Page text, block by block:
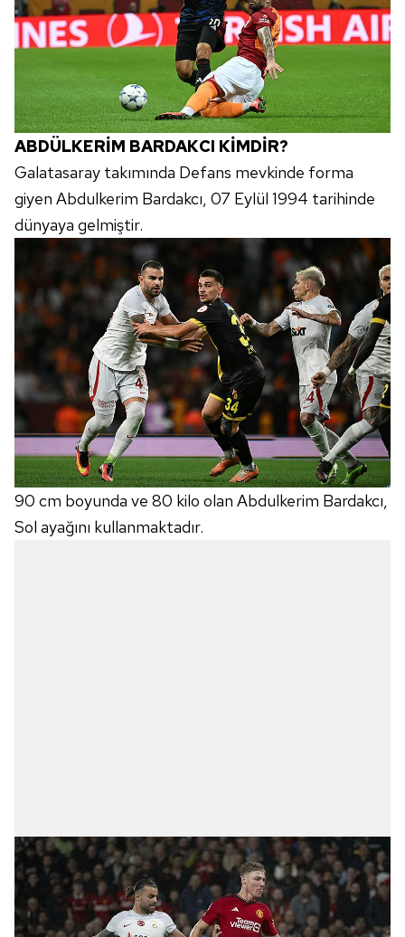
ABDÜLKERİM BARDAKCI KİMDİR?
Galatasaray takımında Defans mevkinde forma
giyen Abdulkerim Bardakcı, 07 Eylül 1994 tarihinde
dünyaya gelmiştir.
90 cm boyunda ve 80 kilo olan Abdulkerim Bardakcı,
Sol ayağını kullanmaktadır.